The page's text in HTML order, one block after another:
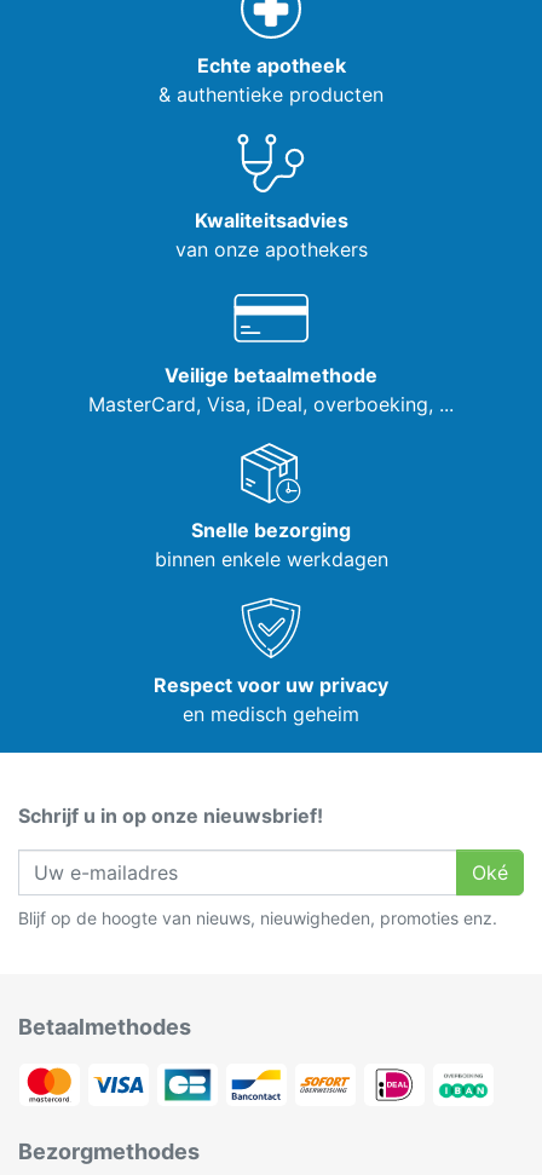
Echte apotheek
& authentieke producten
Kwaliteitsadvies
van onze apothekers
Veilige betaalmethode
MasterCard, Visa, iDeal, overboeking, ...
Snelle bezorging
binnen enkele werkdagen
Respect voor uw privacy
en medisch geheim
Schrijf u in op onze nieuwsbrief!
Oké
Blijf op de hoogte van nieuws, nieuwigheden, promoties enz.
Betaalmethodes
Bezorgmethodes